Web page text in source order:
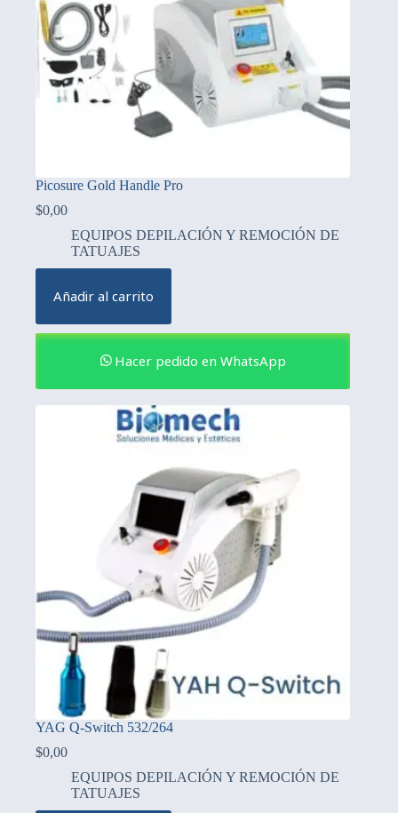
Picosure Gold Handle Pro
$0,00
EQUIPOS DEPILACIÓN Y REMOCIÓN DE
TATUAJES
Añadir al carrito
Hacer pedido en WhatsApp
YAG Q-Switch 532/264
$0,00
EQUIPOS DEPILACIÓN Y REMOCIÓN DE
TATUAJES